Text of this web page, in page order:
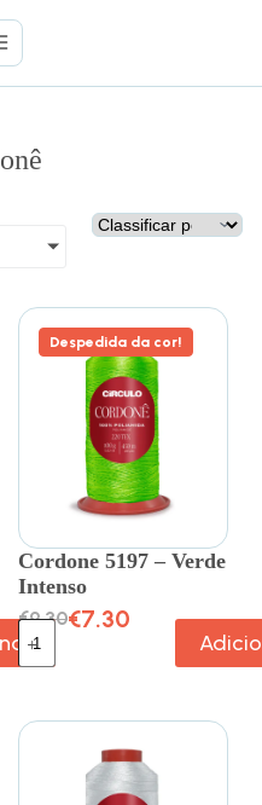
Despedida da cor!
Cordone 5197 – Verde
Intenso
€9.30€7.30